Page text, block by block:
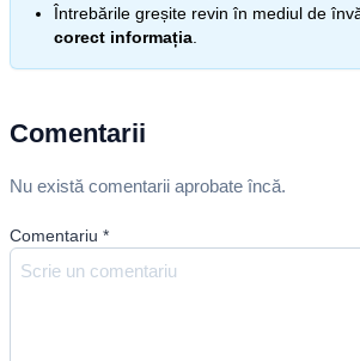
Întrebările greșite revin în mediul de
corect informația
Comentarii
Nu există comentarii aprobate încă.
Comentariu *